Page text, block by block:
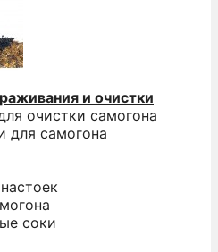
и очистки
очистки самогона
для самогона
соки